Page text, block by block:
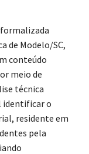
de Modelo/SC,
conteúdo
meio de
técnica
identificar o
residente em
pela